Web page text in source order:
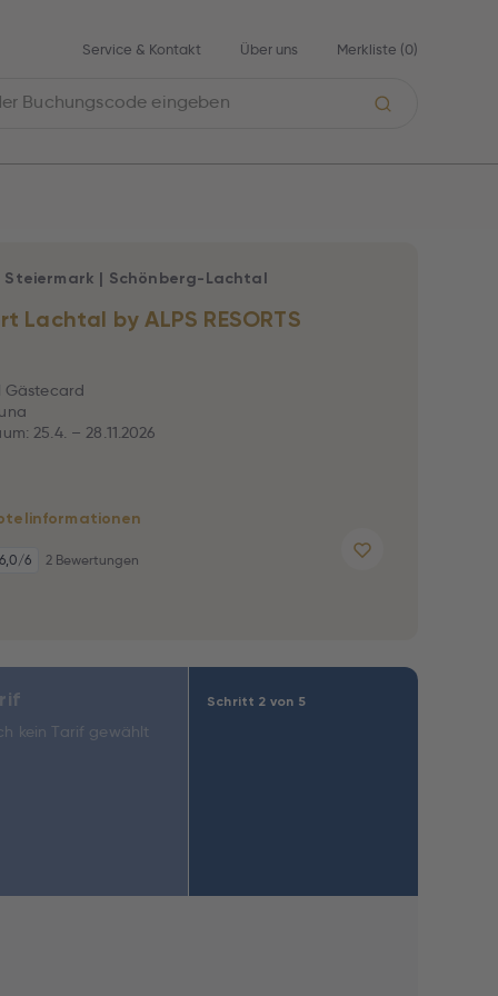
Service & Kontakt Über uns Merkliste (0)
Lachtal by ALPS RESORTS
Steiermark | Schönberg-Lachtal
Gästecard
25.4. – 28.11.2026
6,0/6 2 Bewertungen
Schritt 2 von 5
kein Tarif gewählt